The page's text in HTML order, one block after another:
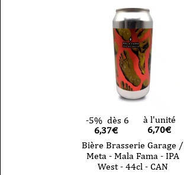
-5% dès 6
6,37€
à l'unité
6,70€
Bière Brasserie Garage /
Meta - Mala Fama - IPA
West - 44cl - CAN